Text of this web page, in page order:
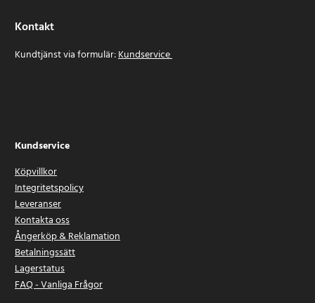
Kontakt
Kundtjänst via formulär:Kundservice
Kundservice
Köpvillkor
Integritetspolicy
Leveranser
Kontakta oss
Ångerköp & Reklamation
Betalningssätt
Lagerstatus
FAQ - Vanliga Frågor